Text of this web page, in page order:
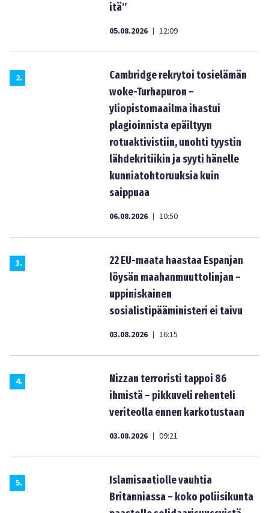
itä”
05.08.2026 | 12:09
2.
Cambridge rekrytoi tosielämän
woke-Turhapuron –
yliopistomaailma ihastui
plagioinnista epäiltyyn
rotuaktivistiin, unohti tyystin
lähdekritiikin ja syyti hänelle
kunniatohtoruuksia kuin
saippuaa
06.08.2026 | 10:50
3.
22 EU-maata haastaa Espanjan
löysän maahanmuuttolinjan –
uppiniskainen
sosialistipääministeri ei taivu
03.08.2026 | 16:15
4.
Nizzan terroristi tappoi 86
ihmistä – pikkuveli rehenteli
veriteolla ennen karkotustaan
03.08.2026 | 09:21
5.
Islamisaatiolle vauhtia
Britanniassa – koko poliisikunta